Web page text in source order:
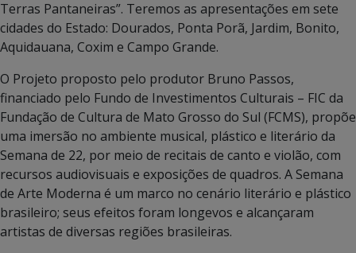
Terras Pantaneiras”. Teremos as apresentações em sete
cidades do Estado: Dourados, Ponta Porã, Jardim, Bonito,
Aquidauana, Coxim e Campo Grande.
O Projeto proposto pelo produtor Bruno Passos,
financiado pelo Fundo de Investimentos Culturais – FIC da
Fundação de Cultura de Mato Grosso do Sul (FCMS), propõe
uma imersão no ambiente musical, plástico e literário da
Semana de 22, por meio de recitais de canto e violão, com
recursos audiovisuais e exposições de quadros. A Semana
de Arte Moderna é um marco no cenário literário e plástico
brasileiro; seus efeitos foram longevos e alcançaram
artistas de diversas regiões brasileiras.